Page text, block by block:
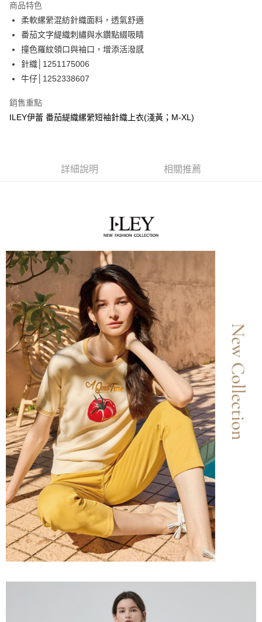
臺灣中小企業銀行
匯豐（台灣）商業銀行
華泰商業銀行
聯邦商業銀行
遠東國際商業銀行
元大商業銀行
永豐商業銀行
玉山商業銀行
台新國際商業銀行
台灣樂天信用卡公司
Apple Pay
街口支付
悠遊付
全盈+PAY
相關說明
【大哥付你分期使用說明】
3.實際核准額度、可分期數及費用金額請依後續交易確認頁面所載為準。
1.分期款項不併入電信帳單，「大哥付你分期」於每月結算日後寄送繳費提
2.透過簡訊連結打開帳單後，可選擇「超商條碼／台灣大直營門市／銀行轉
帳／街口支付／iPASS MONEY」等通路繳費。
【注意事項】
1.本服務係由「台灣大哥大股份有限公司」（以下簡稱本公司）所提供，讓
用戶於交易時，得透過本服務購買商品或服務，並由商店將買賣／分期付款
買賣價金債權讓與本公司後，依約使用本公司帳單繳交帳款。
2.基於同意付款使用「大哥付你分期」之契約關係目的，商店將以您的個人
資料（包含姓名、電話或地址）提供予台灣大哥大進項蒐集、處理及利用，
由本公司與您本人進行分期帳單所需資料之確認、核對及更正。
3.完整用戶服務條款，請詳閱以下連結：https://oppay.tw/userRule
AFTEE先享後付是「在收到商品之後才付款」的支付方式。 讓您購物簡單
【「AFTEE先享後付」結帳流程】
結帳頁面，進行簡訊認證並確認金額後，即可完成結帳。
２．訂單成立數日內，您將收到繳費通知簡訊。
３．收到繳費通知簡訊後14天內，點擊此簡訊中的連結，可透過四大超商／
ATM／網路銀行／等多元方式進行付款，方視為交易完成。
※ 請注意：結帳手續完成當下不需立刻繳費，但若您需要取消訂單，請聯絡
購買商品的店家。未經商家同意取消之訂單仍視為有效，需透過AFTEE先享
後付繳納相關費用。
※ 交易是否成功請以「AFTEE先享後付 」之結帳頁面顯示為準，若有關於
是否繳費成功／繳費後需取消欲退款等相關疑問，請聯繫「AFTEE先享後付
客戶支援中心」https://netprotections.freshdesk.com/support/home
【注意事項】
１．透過由恩沛科技股份有限公司提供之「AFTEE先享後付」服務完成之交
易，需依本服務之必要範圍內提供個人資料，並將交易相關給付款項請求債
權轉讓予恩沛科技股份有限公司。
２．關於個人資料處理事宜，請瀏覽以下網址：
https://aftee.tw/terms/#terms3
３．未成年的使用者請事先徵得法定代理人或監護人之同意方可使用
「AFTEE先享後付」，若未經同意申辦者引起之損失，本公司不負相關責
任。
４．使用「AFTEE先享後付」時，將依據個別帳號之用戶狀況，依本公司即
時審查核予不同之上限額度；若仍有額度不足之情形，本公司將視審查結果
請求用戶進行身份認證。
５．嚴禁一人註冊多個帳號或使用他人資訊註冊。若發現惡意使用之情形，
恩沛科技股份有限公司將有權停止該用戶之使用額度並採取法律行動。
萊爾富取貨付款
每筆NT$120，滿NT$2,500(含以上)免運費
付款後萊爾富取貨
每筆NT$120，滿NT$2,500(含以上)免運費
7-11取貨付款
每筆NT$120，滿NT$2,500(含以上)免運費
付款後7-11取貨
每筆NT$120，滿NT$2,500(含以上)免運費
宅配
每筆NT$120，滿NT$2,500(含以上)免運費
宅配離島
每筆NT$120，滿NT$2,500(含以上)免運費
付款後門市自取
免運費
海外配送
商品特色
柔軟縲縈混紡針織面料，透氣舒適
番茄文字緹織刺繡與水鑽點綴吸睛
撞色羅紋領口與袖口，增添活潑感
針織│1251175006
牛仔│1252338607
銷售重點
ILEY伊蕾 番茄緹織縲縈短袖針織上衣(淺黃；M-XL)
詳細說明 相關推薦